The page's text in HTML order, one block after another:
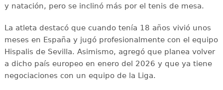
y natación, pero se inclinó más por el tenis de mesa.
La atleta destacó que cuando tenía 18 años vivió unos
meses en España y jugó profesionalmente con el equipo
Hispalis de Sevilla. Asimismo, agregó que planea volver
a dicho país europeo en enero del 2026 y que ya tiene
negociaciones con un equipo de la Liga.